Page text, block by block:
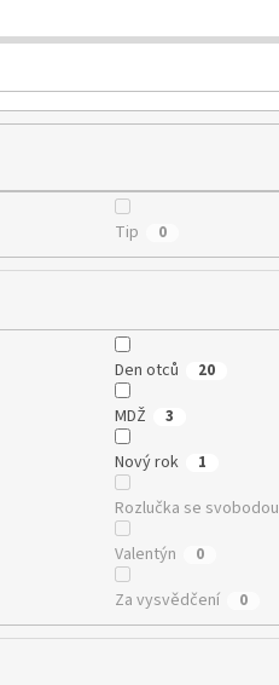
Tip 0
Den otců 20
MDŽ 3
Nový rok 1
Rozlučka se svobodou
Valentýn 0
Za vysvědčení 0